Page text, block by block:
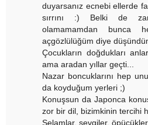
duyarsanız ecnebi ellerde
sırrını :) Belki de
olamamamdan bunca
açgözlülüğüm diye
Çocukların doğdukları
ama aradan yıllar geçti...
Nazar boncuklarını hep
da koyduğum yerleri ;)
Konuşsun da Japonca
zor bir dil, bizimkinin tercihi
Selamlar, sevgiler,